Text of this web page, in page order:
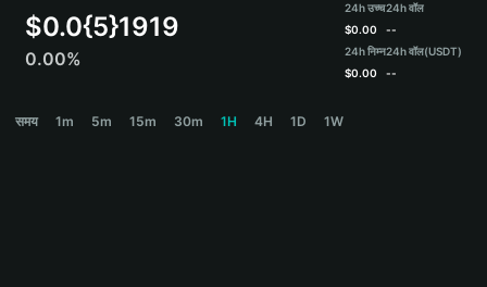
Español
$0.0{5}1919
0.00%
24h उच्च
$0.00
24h निम्न
$0.00
24h वॉल
--
24h वॉल(USDT)
--
समय 1m 5m 15m 30m 1H 4H 1D 1W